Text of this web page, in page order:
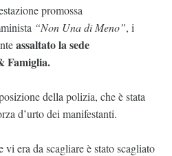
promossa
“Non Una di Meno”, i
assaltato la sede
Famiglia.
della polizia, che è stata
d’urto dei manifestanti.
era da scagliare è stato scagliato